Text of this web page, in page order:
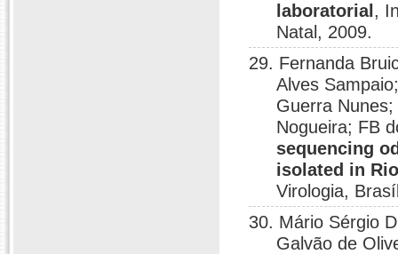
laboratorial ,
Natal, 2009.
29. Fernanda
Alves
Guerra
Nogueira; FB
sequencing
isolated in
Virologia,
30. Mário Sérgio
Galvão de